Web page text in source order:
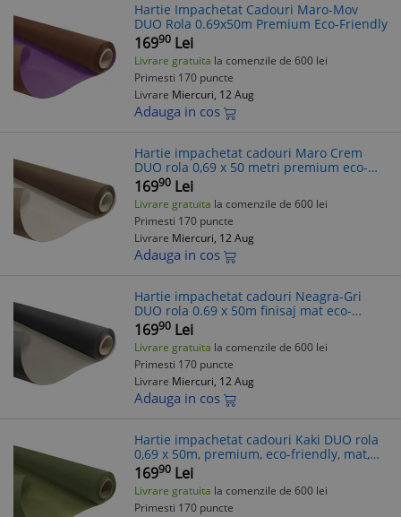
Hartie Impachetat Cadouri Maro-Mov
DUO Rola 0.69x50m Premium Eco-Friendly
16990 Lei
Livrare gratuita la comenzile de 600 lei
Primesti 170 puncte
Livrare Miercuri, 12 Aug
Adauga in cos
Hartie impachetat cadouri Maro Crem
DUO rola 0,69 x 50 metri premium eco-
friendly
16990 Lei
Livrare gratuita la comenzile de 600 lei
Primesti 170 puncte
Livrare Miercuri, 12 Aug
Adauga in cos
Hartie impachetat cadouri Neagra-Gri
DUO rola 0.69 x 50m finisaj mat eco-
friendly reciclata
16990 Lei
Livrare gratuita la comenzile de 600 lei
Primesti 170 puncte
Livrare Miercuri, 12 Aug
Adauga in cos
Hartie impachetat cadouri Kaki DUO rola
0,69 x 50m, premium, eco-friendly, mat,
reciclata, design uni, pentru cadouri
16990 Lei
Livrare gratuita la comenzile de 600 lei
Primesti 170 puncte